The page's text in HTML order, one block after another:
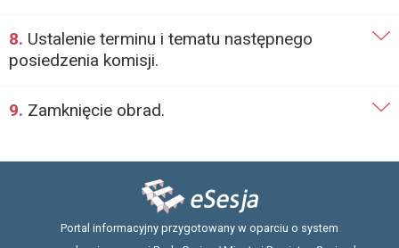
8. Ustalenie terminu i tematu następnego
posiedzenia komisji.
9. Zamknięcie obrad.
Portal informacyjny przygotowany w oparciu o system